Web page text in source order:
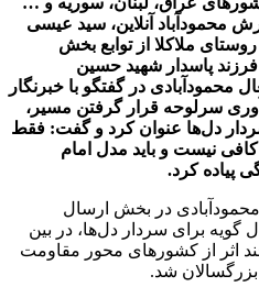
محمودآباد آنلاین، سید عیسی
متولد مرداد ۱۳۶۳ در روستای ملاکلا از توابع بخش
پاسدار شهید حسین
در گفتگو با خبرنگار
سرلوحه قرار گرفتن مسیر،
دل‌ها عنوان کرد و گفت: فقط
نیست و باید مدل امام
پیاده کرد.
در بخش ارسال
دل گویه برای سردار دل‌ها، در بین
کشور و چند اثر از کشورهای محور مقاومت
بزرگسالان شد.